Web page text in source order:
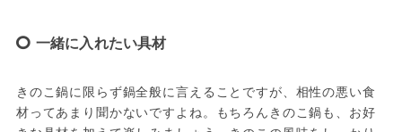
一緒に入れたい具材
きのこ鍋に限らず鍋全般に言えることですが、相性の悪い食
材ってあまり聞かないですよね。もちろんきのこ鍋も、お好